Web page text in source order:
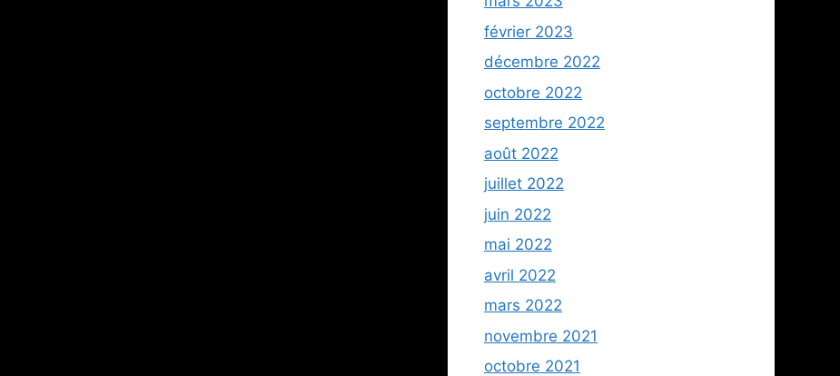
février 2023
décembre 2022
octobre 2022
septembre 2022
août 2022
juillet 2022
juin 2022
mai 2022
avril 2022
mars 2022
novembre 2021
octobre 2021